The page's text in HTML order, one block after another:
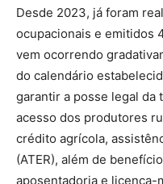
Desde 2023, já foram
ocupacionais e emitidos
vem ocorrendo
do calendário
garantir a posse legal da
acesso dos produtores
crédito agrícola,
(ATER), além de
aposentadoria e licença-